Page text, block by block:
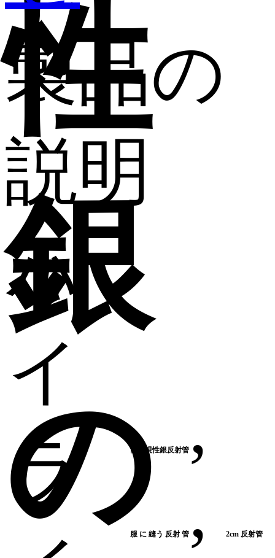
性
銀
の
製品の
説明
ハ
イ
ラ
高可視性銀反射管 ,
服 に 縫う 反射 管 , 2cm 反射管